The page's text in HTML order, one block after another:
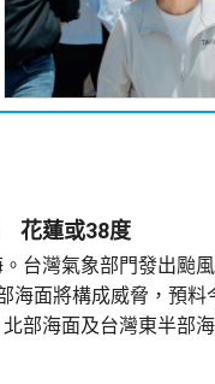
花蓮或38度
台灣氣象部門發出颱
海面將構成威脅，預料
部海面及台灣東半部
又指，受颱風外圍環流